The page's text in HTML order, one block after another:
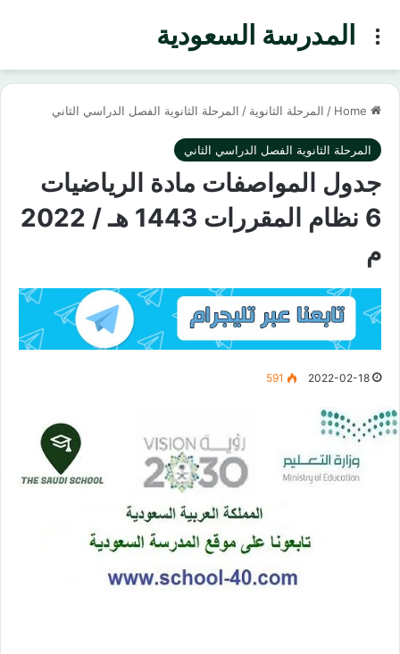
المدرسة السعوديةMenu
/ المرحلة الثانوية / المرحلة الثانوية الفصل الدراسي الثاني
المرحلة الثانوية الفصل الدراسي الثاني
جدول المواصفات مادة الرياضيات
6 نظام المقررات 1443 هـ / 2022
م
2022-02-18
591